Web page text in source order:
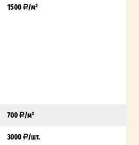
1500 /м²
700 /м²
3000 /шт.